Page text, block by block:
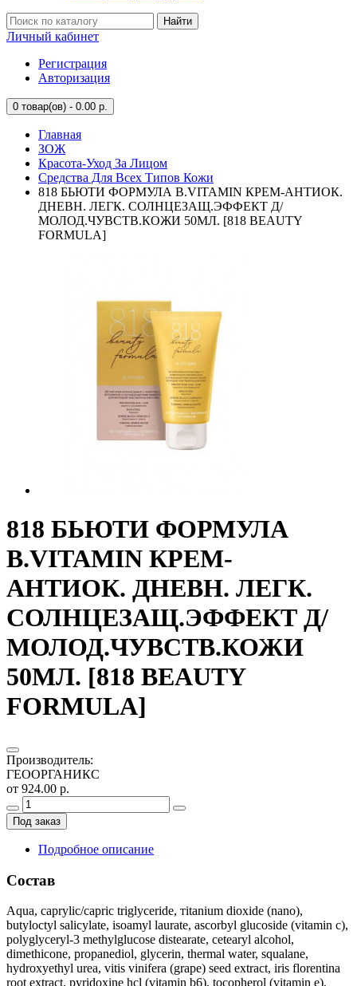
Найти
Личный кабинет
Регистрация
Авторизация
0 товар(ов) - 0.00 р.
Главная
ЗОЖ
Красота-Уход За Лицом
Средства Для Всех Типов Кожи
818 БЬЮТИ ФОРМУЛА B.VITAMIN КРЕМ-АНТИОК.
ДНЕВН. ЛЕГК. СОЛНЦЕЗАЩ.ЭФФЕКТ Д/
МОЛОД.ЧУВСТВ.КОЖИ 50МЛ. [818 BEAUTY
FORMULA]
818 БЬЮТИ ФОРМУЛА
B.VITAMIN КРЕМ-
АНТИОК. ДНЕВН. ЛЕГК.
СОЛНЦЕЗАЩ.ЭФФЕКТ Д/
МОЛОД.ЧУВСТВ.КОЖИ
50МЛ. [818 BEAUTY
FORMULA]
Производитель:
ГЕООРГАНИКС
от 924.00 р.
Под заказ
Подробное описание
Состав
Aqua, caprylic/capric triglyceride, тitanium dioxide (nano),
butyloctyl salicylate, isoamyl laurate, ascorbyl glucoside (vitamin c),
polyglyceryl-3 methylglucose distearate, cetearyl alcohol,
dimethicone, propanediol, glycerin, thermal water, squalane,
hydroxyethyl urea, vitis vinifera (grape) seed extract, iris florentina
root extract, pyridoxine hcl (vitamin b6), tocopherol (vitamin e),